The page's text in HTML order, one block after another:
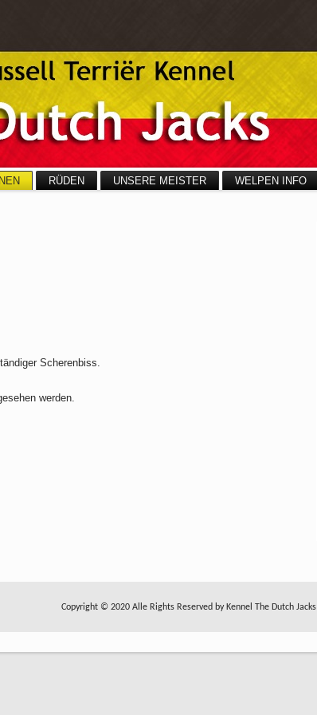
RÜDEN UNSERE MEISTER WELPEN INFO
Scherenbiss.
werden.
Copyright © 2020 Alle Rights Reserved by Kennel The Dutch Jacks